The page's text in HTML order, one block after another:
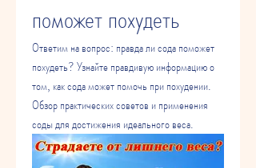
поможет похудеть
Ответим на вопрос: правда ли сода поможет
похудеть? Узнайте правдивую информацию о
том, как сода может помочь при похудении.
Обзор практических советов и применения
соды для достижения идеального веса.